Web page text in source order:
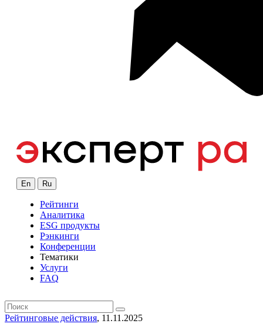
En Ru
Рейтинги
Аналитика
ESG продукты
Рэнкинги
Конференции
Тематики
Услуги
FAQ
Рейтинговые действия, 11.11.2025